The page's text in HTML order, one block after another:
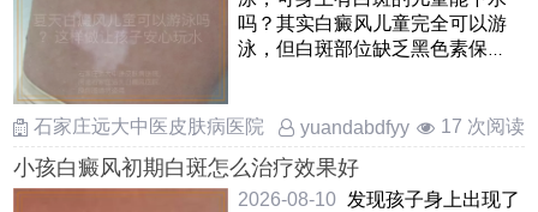
吗？其实白癜风儿童完全可以游
泳，但白斑部位缺乏黑色素保
石家庄远大中医皮肤病医院
yuandabdfyy 17 次阅读
小孩白癜风初期白斑怎么治疗效果好
2026-08-10 发现孩子身上出现了